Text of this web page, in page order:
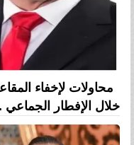
محاولات لإخفاء
خلال الإفطار الجماعي